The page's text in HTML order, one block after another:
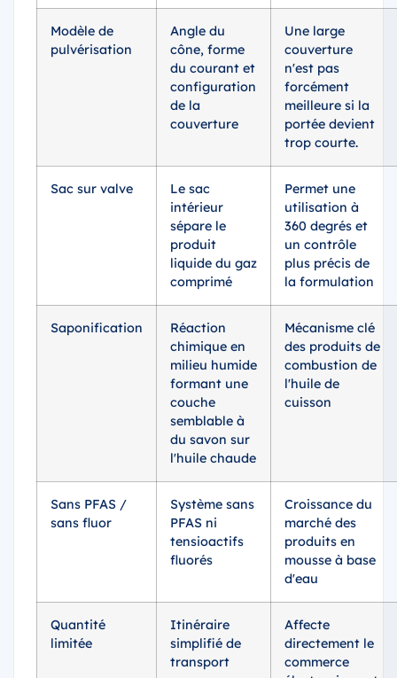
Modèle de
pulvérisation
Angle du
cône, forme
du courant et
configuration
de la
couverture
Une large
couverture
n'est pas
forcément
meilleure si la
portée devient
trop courte.
Sac sur valve
Le sac
intérieur
sépare le
produit
liquide du gaz
comprimé
Permet une
utilisation à
360 degrés et
un contrôle
plus précis de
la formulation
Saponification
Réaction
chimique en
milieu humide
formant une
couche
semblable à
du savon sur
l'huile chaude
Mécanisme clé
des produits de
combustion de
l'huile de
cuisson
Sans PFAS /
sans fluor
Système sans
PFAS ni
tensioactifs
fluorés
Croissance du
marché des
produits en
mousse à base
d'eau
Quantité
limitée
Itinéraire
simplifié de
transport
Affecte
directement le
commerce